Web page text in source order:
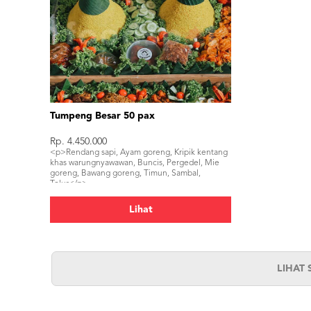
Tumpeng Besar 50 pax
Rp. 4.450.000
<p>Rendang sapi, Ayam goreng, Kripik kentang
khas warungnyawawan, Buncis, Pergedel, Mie
goreng, Bawang goreng, Timun, Sambal,
Telur</p>
Lihat
LIHAT